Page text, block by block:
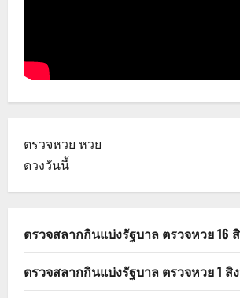
ตรวจหวย หวย
ดวงวันนี้
ตรวจสลากกินแบ่งรัฐบาล ตรวจหวย 16
ตรวจสลากกินแบ่งรัฐบาล ตรวจหวย 1 สิ